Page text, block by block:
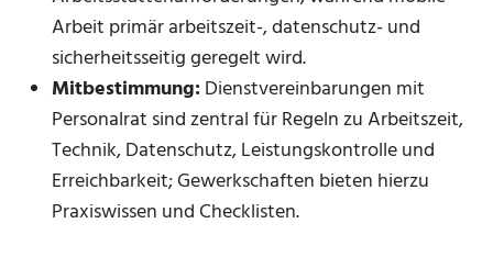
Arbeit primär arbeitszeit-, datenschutz- und
sicherheitsseitig geregelt wird.
Mitbestimmung:Dienstvereinbarungen mit
Personalrat sind zentral für Regeln zu Arbeitszeit,
Technik, Datenschutz, Leistungskontrolle und
Erreichbarkeit; Gewerkschaften bieten hierzu
Praxiswissen und Checklisten.